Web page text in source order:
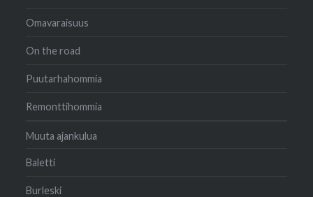
Omavaraisuus
On the road
Puutarhahommia
Remonttihommia
Muuta ajankulua
Baletti
Burleski